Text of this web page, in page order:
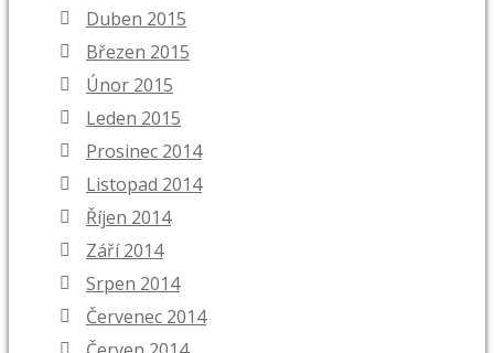
Duben 2015
Březen 2015
Únor 2015
Leden 2015
Prosinec 2014
Listopad 2014
Říjen 2014
Září 2014
Srpen 2014
Červenec 2014